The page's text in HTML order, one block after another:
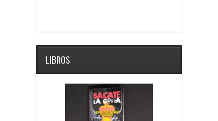
LIBROS